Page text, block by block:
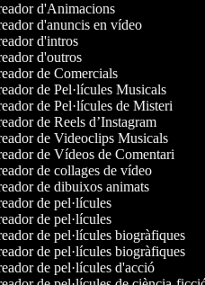
d'Animacions
d'anuncis en vídeo
d'intros
d'outros
de Comercials
de Pel·lícules Musicals
de Pel·lícules de Misteri
de Reels d’Instagram
de Videoclips Musicals
de Vídeos de Comentari
de collages de vídeo
de dibuixos animats
de pel·lícules
de pel·lícules
de pel·lícules biogràfiques
de pel·lícules biogràfiques
de pel·lícules d'acció